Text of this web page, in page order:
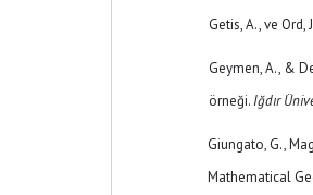
Getis, A., ve
Geymen, A., &
örneği. Iğdır
Giungato, G.,
Mathematical